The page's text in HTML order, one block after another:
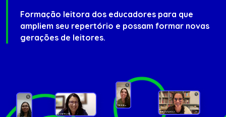
Formação leitora dos educadores para que
ampliem seu repertório e possam formar novas
gerações de leitores.